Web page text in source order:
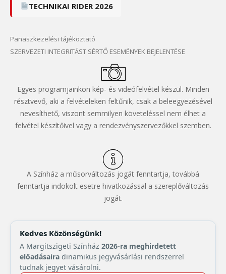
TECHNIKAI RIDER 2026
Panaszkezelési tájékoztató
SZERVEZETI INTEGRITÁST SÉRTŐ ESEMÉNYEK BEJELENTÉSE
Egyes programjainkon kép- és videófelvétel készül. Minden
résztvevő, aki a felvételeken feltűnik, csak a beleegyezésével
nevesíthető, viszont semmilyen követeléssel nem élhet a
felvétel készítőivel vagy a rendezvényszervezőkkel szemben.
A Színház a műsorváltozás jogát fenntartja, továbbá
fenntartja indokolt esetre hivatkozással a szereplőváltozás
jogát.
Kedves Közönségünk!
A Margitszigeti Színház 2026-ra meghirdetett
előadásaira dinamikus jegyvásárlási rendszerrel
tudnak jegyet vásárolni.